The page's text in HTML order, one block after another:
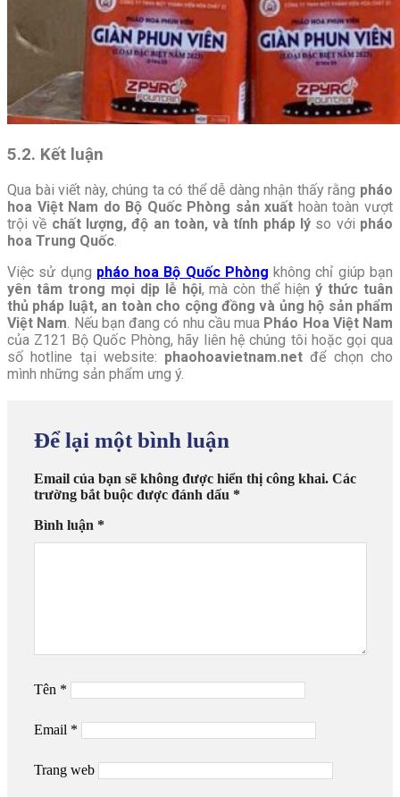
5.2. Kết luận
Qua bài viết này, chúng ta có thể dễ dàng nhận thấy rằng pháo
hoa Việt Nam do Bộ Quốc Phòng sản xuất hoàn toàn vượt
trội về chất lượng, độ an toàn, và tính pháp lý so với pháo
hoa Trung Quốc.
Việc sử dụng pháo hoa Bộ Quốc Phòng không chỉ giúp bạn
yên tâm trong mọi dịp lễ hội, mà còn thể hiệný thức tuân
thủ pháp luật, an toàn cho cộng đồng và ủng hộ sản phẩm
Việt Nam. Nếu bạn đang có nhu cầu mua Pháo Hoa Việt Nam
của Z121 Bộ Quốc Phòng, hãy liên hệ chúng tôi hoặc gọi qua
số hotline tại website: phaohoavietnam.net để chọn cho
mình những sản phẩm ưng ý.
Để lại một bình luận
Email của bạn sẽ không được hiển thị công khai. Các
trường bắt buộc được đánh dấu *
Bình luận *
Tên *
Email *
Trang web